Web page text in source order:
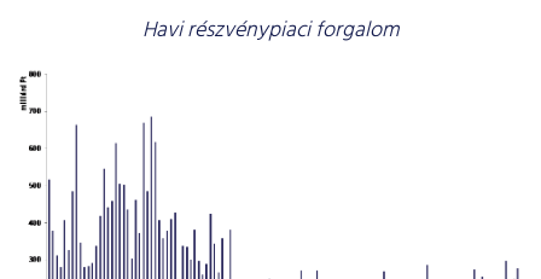
Havi részvénypiaci forgalom